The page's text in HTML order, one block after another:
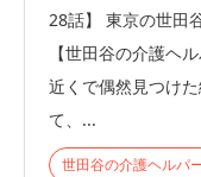
28話】 東京の世田
【世田谷の介護ヘ
近くで偶然見つけ
て、...
世田谷の介護ヘルパ